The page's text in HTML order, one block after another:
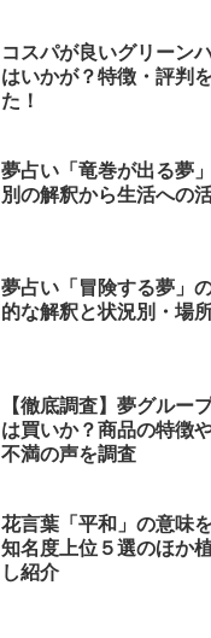
コスパが良いグリーン
はいかが？特徴・評判
た！
夢占い「竜巻が出る夢
別の解釈から生活への
夢占い「冒険する夢」
的な解釈と状況別・場
【徹底調査】夢グルー
は買いか？商品の特徴
不満の声を調査
花言葉「平和」の意味を
知名度上位５選のほか
し紹介